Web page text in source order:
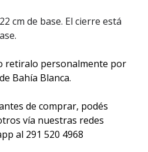
cm de base. El cierre está
retiralo personalmente por
Bahía Blanca.
de comprar, podés
vía nuestras redes
al 291 520 4968